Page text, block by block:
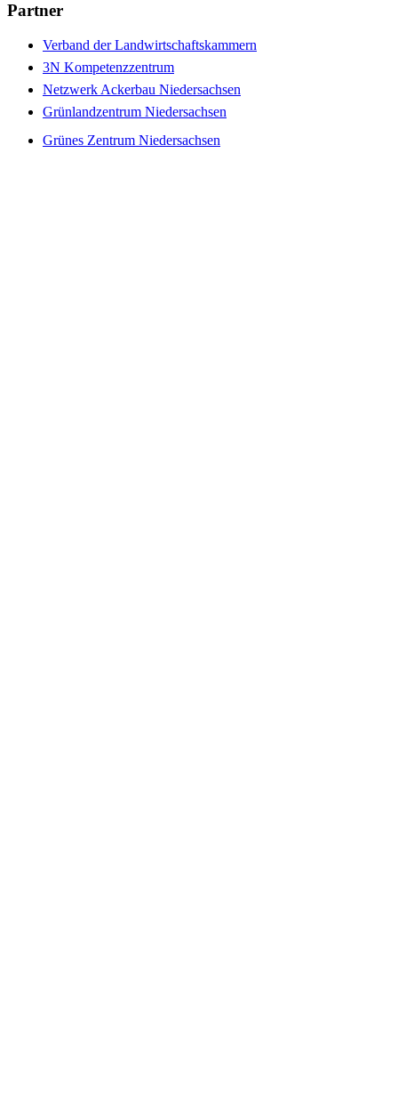
Partner
Verband der Landwirtschaftskammern
3N Kompetenzzentrum
Netzwerk Ackerbau Niedersachsen
Grünlandzentrum Niedersachsen
Grünes Zentrum Niedersachsen